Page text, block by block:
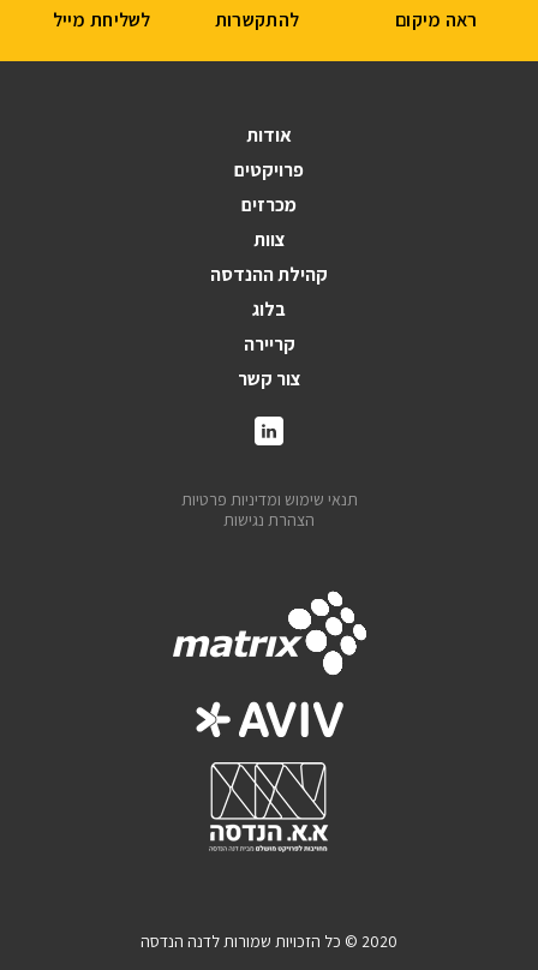
אודות
פרויקטים
מכרזים
צוות
קהילת ההנדסה
בלוג
קריירה
צור קשר
תנאי שימוש ומדיניות פרטיות
הצהרת נגישות
ראה מיקום להתקשרות לשליחת מייל
2020 © כל הזכויות שמורות לדנה הנדסה